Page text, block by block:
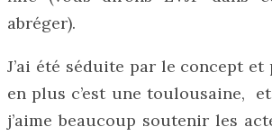
abréger).
J’ai été séduite par le concept et
en plus c’est une toulousaine,
j’aime beaucoup soutenir les